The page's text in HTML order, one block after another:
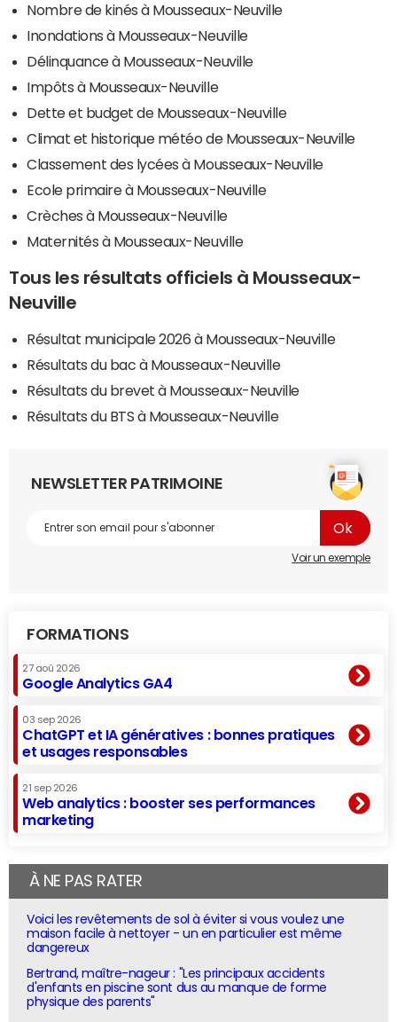
Nombre de kinés à Mousseaux-Neuville
Inondations à Mousseaux-Neuville
Délinquance à Mousseaux-Neuville
Impôts à Mousseaux-Neuville
Dette et budget de Mousseaux-Neuville
Climat et historique météo de Mousseaux-Neuville
Classement des lycées à Mousseaux-Neuville
Ecole primaire à Mousseaux-Neuville
Crèches à Mousseaux-Neuville
Maternités à Mousseaux-Neuville
Tous les résultats officiels à Mousseaux-
Neuville
Résultat municipale 2026 à Mousseaux-Neuville
Résultats du bac à Mousseaux-Neuville
Résultats du brevet à Mousseaux-Neuville
Résultats du BTS à Mousseaux-Neuville
NEWSLETTER PATRIMOINE
Voir un exemple
FORMATIONS
27 aoû 2026
Google Analytics GA4
03 sep 2026
ChatGPT et IA génératives : bonnes pratiques
et usages responsables
21 sep 2026
Web analytics : booster ses performances
marketing
À NE PAS RATER
Voici les revêtements de sol à éviter si vous voulez une
maison facile à nettoyer - un en particulier est même
dangereux
Bertrand, maître-nageur : "Les principaux accidents
d'enfants en piscine sont dus au manque de forme
physique des parents"